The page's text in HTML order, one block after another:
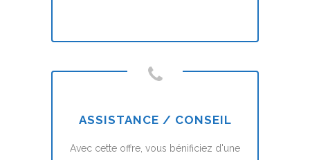
ASSISTANCE / CONSEIL
Avec cette offre, vous bénificiez d'une